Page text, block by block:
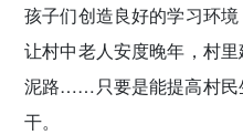
孩子们创造良好的学习环
让村中老人安度晚年，村
泥路……只要是能提高村民
干。